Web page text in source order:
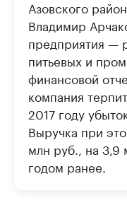
Азовского
Владимир
предприятия —
питьевых и
финансовой
компания
2017 году
Выручка при
млн руб., на 3,9
годом ранее.